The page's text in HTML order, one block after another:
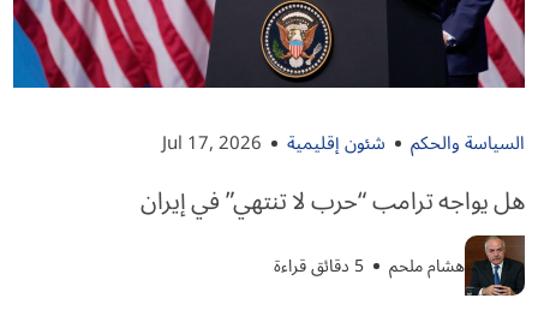
السياسة والحكم شئون إقليمية Jul 17, 2026
هل يواجه ترامب “حرب لا تنتهي” في إيران
هشام ملحم 5 دقائق قراءة